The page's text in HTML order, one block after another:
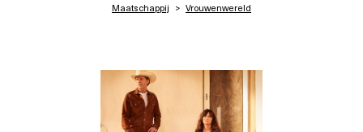
Maatschappij Vrouwenwereld